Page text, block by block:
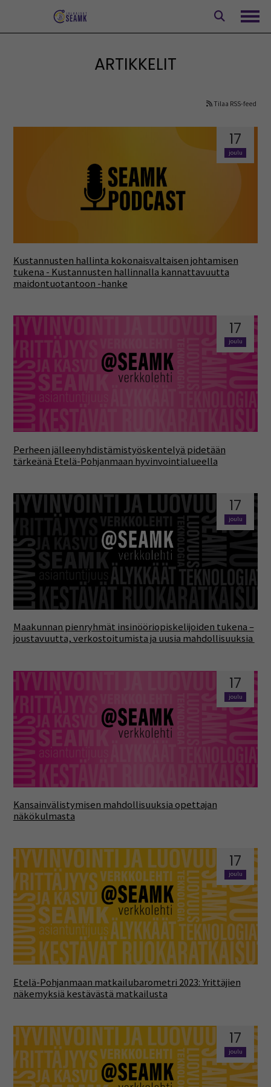
ARTIKKELIT
Tilaa RSS-feed
17
joulu
Kustannusten hallinta kokonaisvaltaisen johtamisen
tukena - Kustannusten hallinnalla kannattavuutta
maidontuotantoon -hanke
17
joulu
Perheen jälleenyhdistämistyöskentelyä pidetään
tärkeänä Etelä-Pohjanmaan hyvinvointialueella
17
joulu
Maakunnan pienryhmät insinööriopiskelijoiden tukena –
joustavuutta, verkostoitumista ja uusia mahdollisuuksia
17
joulu
Kansainvälistymisen mahdollisuuksia opettajan
näkökulmasta
17
joulu
Etelä-Pohjanmaan matkailubarometri 2023: Yrittäjien
näkemyksiä kestävästä matkailusta
17
joulu